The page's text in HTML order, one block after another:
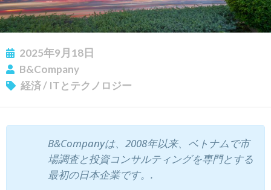
2025年9月18日
B&Company
経済/ ITとテクノロジー
B&Companyは、2008年以来、ベトナムで市
場調査と投資コンサルティングを専門とする
最初の日本企業です。.
ニュースレターを購読する